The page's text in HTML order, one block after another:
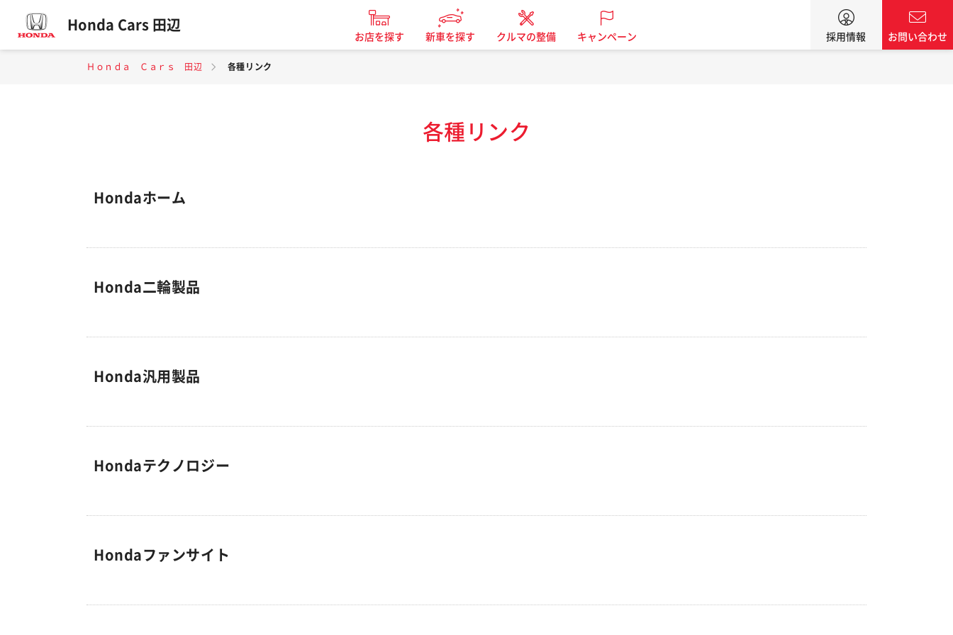
Honda Cars 田辺
お店を探す 新車を探す クルマの整備 キャンペーン 採用情報 お問い合わせ
Ｈｏｎｄａ Ｃａｒｓ 田辺 各種リンク
各種リンク
Hondaホーム
Honda二輪製品
Honda汎用製品
Hondaテクノロジー
Hondaファンサイト